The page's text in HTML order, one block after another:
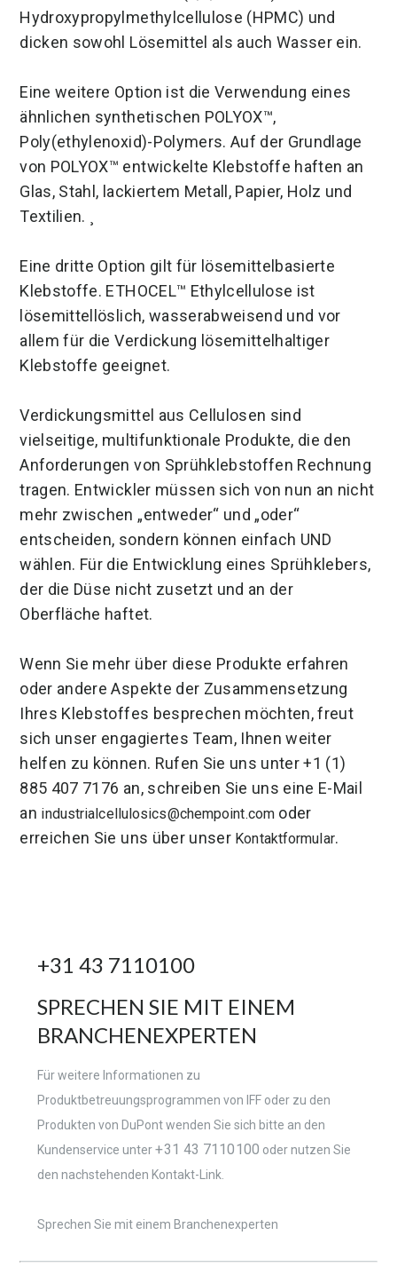
Hydroxypropylmethylcellulose (HPMC) und
dicken sowohl Lösemittel als auch Wasser ein.
Eine weitere Option ist die Verwendung eines
ähnlichen synthetischen POLYOX™,
Poly(ethylenoxid)-Polymers. Auf der Grundlage
von POLYOX™ entwickelte Klebstoffe haften an
Glas, Stahl, lackiertem Metall, Papier, Holz und
Textilien. ¸
Eine dritte Option gilt für lösemittelbasierte
Klebstoffe. ETHOCEL™ Ethylcellulose ist
lösemittellöslich, wasserabweisend und vor
allem für die Verdickung lösemittelhaltiger
Klebstoffe geeignet.
Verdickungsmittel aus Cellulosen sind
vielseitige, multifunktionale Produkte, die den
Anforderungen von Sprühklebstoffen Rechnung
tragen. Entwickler müssen sich von nun an nicht
mehr zwischen „entweder“ und „oder“
entscheiden, sondern können einfach UND
wählen. Für die Entwicklung eines Sprühklebers,
der die Düse nicht zusetzt und an der
Oberfläche haftet.
Wenn Sie mehr über diese Produkte erfahren
oder andere Aspekte der Zusammensetzung
Ihres Klebstoffes besprechen möchten, freut
sich unser engagiertes Team, Ihnen weiter
helfen zu können. Rufen Sie uns unter +1 (1)
885 407 7176 an, schreiben Sie uns eine E-Mail
an industrialcellulosics@chempoint.comoder
erreichen Sie uns über unser Kontaktformular.
+31 43 7110100
SPRECHEN SIE MIT EINEM
BRANCHENEXPERTEN
Für weitere Informationen zu
Produktbetreuungsprogrammen von IFF oder zu den
Produkten von DuPont wenden Sie sich bitte an den
Kundenservice unter+31 43 7110100 oder nutzen Sie
den nachstehenden Kontakt-Link.
Sprechen Sie mit einem Branchenexperten